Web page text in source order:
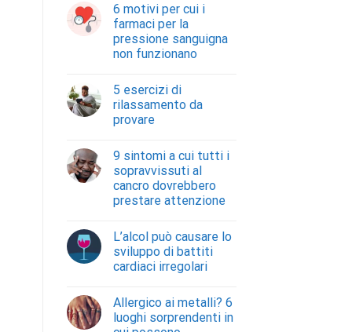
6 motivi per cui i
farmaci per la
pressione sanguigna
non funzionano
5 esercizi di
rilassamento da
provare
9 sintomi a cui tutti i
sopravvissuti al
cancro dovrebbero
prestare attenzione
L’alcol può causare lo
sviluppo di battiti
cardiaci irregolari
Allergico ai metalli? 6
luoghi sorprendenti in